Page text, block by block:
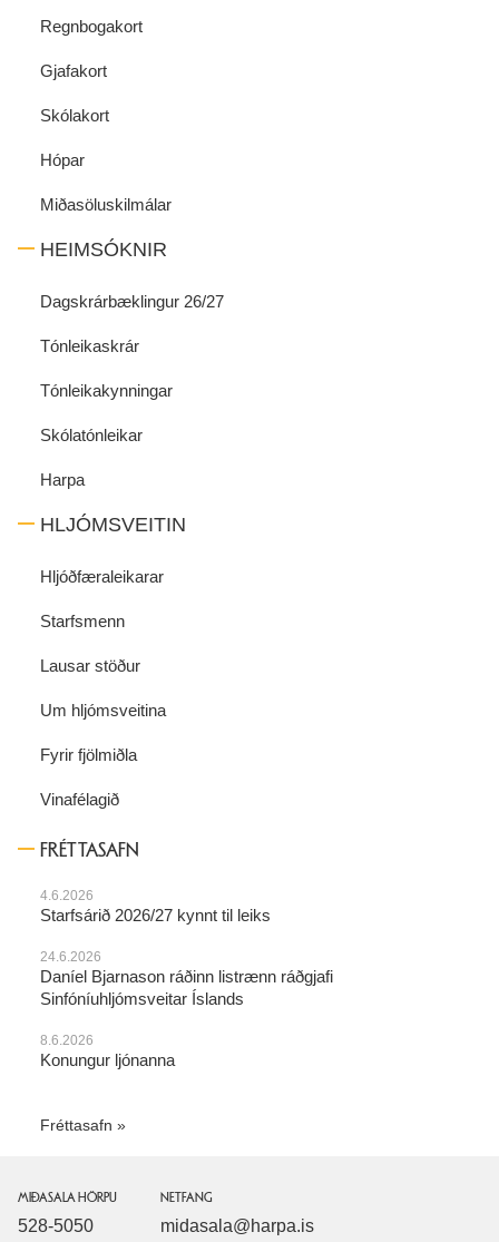
Regnbogakort
Gjafakort
Skólakort
Hópar
Miðasöluskilmálar
HEIMSÓKNIR
Dagskrárbæklingur 26/27
Tónleikaskrár
Tónleikakynningar
Skólatónleikar
Harpa
HLJÓMSVEITIN
Hljóðfæraleikarar
Starfsmenn
Lausar stöður
Um hljómsveitina
Fyrir fjölmiðla
Vinafélagið
FRÉTTASAFN
4.6.2026
Starfsárið 2026/27 kynnt til leiks
24.6.2026
Daníel Bjarnason ráðinn listrænn ráðgjafi
Sinfóníuhljómsveitar Íslands
8.6.2026
Konungur ljónanna
Fréttasafn
MIÐASALA HÖRPU
528-5050
NETFANG
midasala@harpa.is